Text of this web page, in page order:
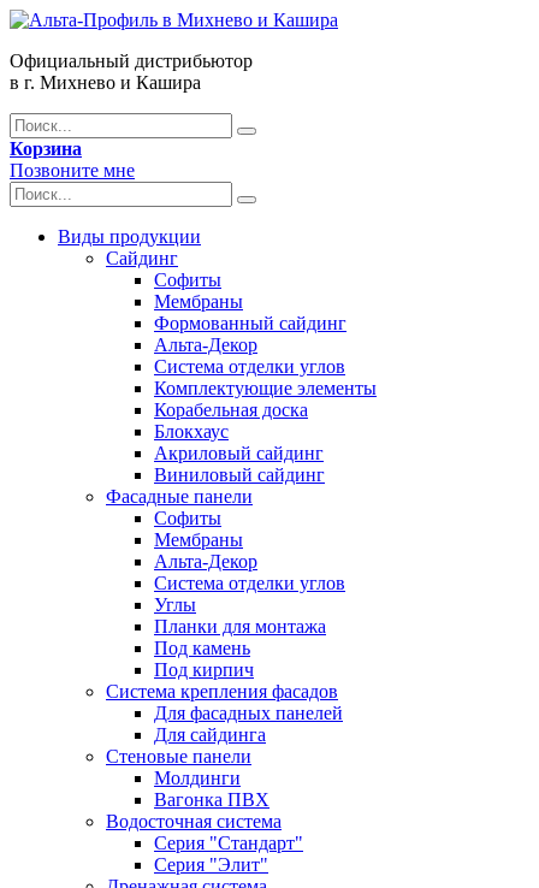
Официальный дистрибьютор
в г. Михнево и Кашира
Корзина
Позвоните мне
Виды продукции
Сайдинг
Софиты
Мембраны
Формованный сайдинг
Альта-Декор
Система отделки углов
Комплектующие элементы
Корабельная доска
Блокхаус
Акриловый сайдинг
Виниловый сайдинг
Фасадные панели
Софиты
Мембраны
Альта-Декор
Система отделки углов
Углы
Планки для монтажа
Под камень
Под кирпич
Система крепления фасадов
Для фасадных панелей
Для сайдинга
Стеновые панели
Молдинги
Вагонка ПВХ
Водосточная система
Серия "Стандарт"
Серия "Элит"